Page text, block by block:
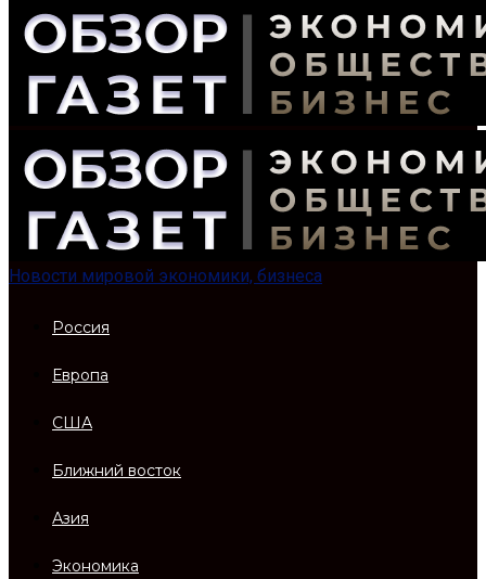
Новости мировой экономики, бизнеса
Россия
Европа
США
Ближний восток
Азия
Экономика